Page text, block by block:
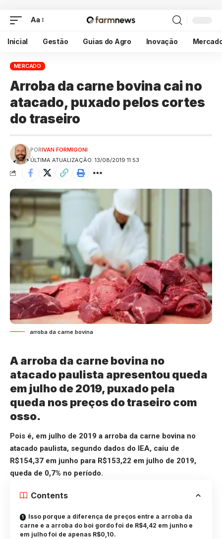
Aa
Inicial Gestão Guias do Agro Inovação
MERCADO
Arroba da carne bovina cai no
atacado, puxado pelos cortes
do traseiro
ÚLTIMA ATUALIZAÇÃO: 13/08/2019 11:53
PORIVAN FORMIGONI
arroba da carne bovina
A arroba da carne bovina no
atacado paulista apresentou queda
em julho de 2019, puxado pela
queda nos preços do traseiro com
osso.
Pois é, em julho de 2019 a arroba da carne bovina no
atacado paulista, segundo dados do IEA, caiu de
R$154,37 em junho para R$153,22 em julho de 2019,
queda de 0,7% no período.
Contents
Isso porque a diferença de preços entre a arroba da
carne e a arroba do boi gordo foi de R$4,42 em junho e
em julho foi de apenas R$0,10.